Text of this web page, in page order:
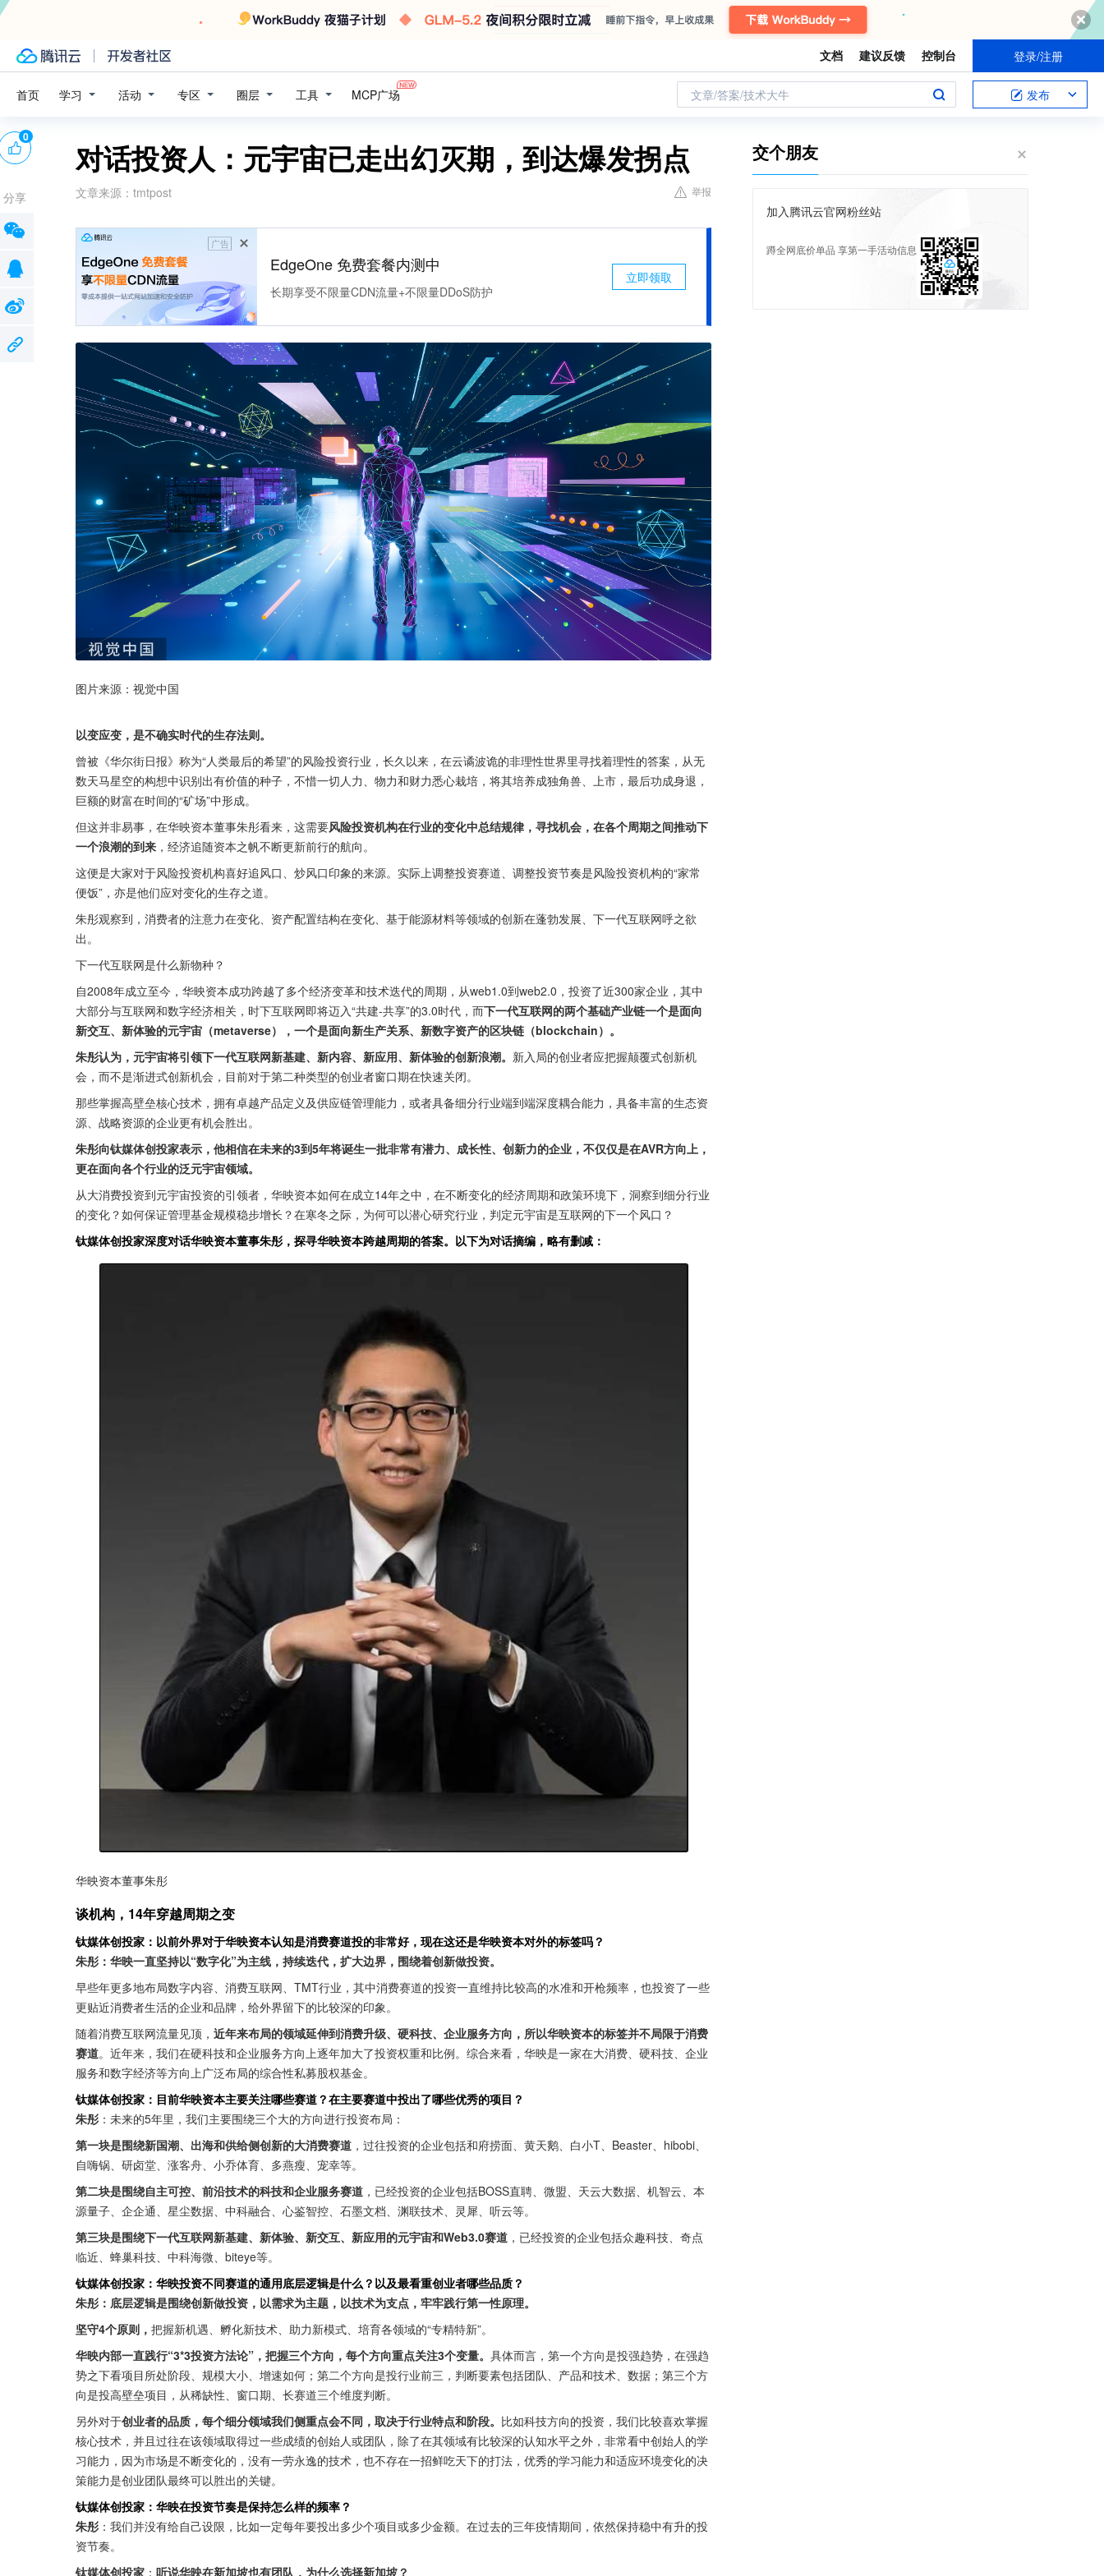
文档 建议反馈 控制台 登录/注册
首页 学习 活动 专区 圈层 工具 MCP广场 文章/答案/技术大牛 发布
对话投资人：元宇宙已走出幻灭期，到达爆发拐点
文章来源： tmtpost 举报
广告
EdgeOne 免费套餐内测中
长期享受不限量CDN流量+不限量DDoS防护
立即领取
图片来源：视觉中国
以变应变，是不确实时代的生存法则。
曾被《华尔街日报》称为“人类最后的希望”的风险投资行业，长久以来，在云谲波诡的非理性世界里寻找着理性的答案，从无
数天马星空的构想中识别出有价值的种子，不惜一切人力、物力和财力悉心栽培，将其培养成独角兽、上市，最后功成身退，
巨额的财富在时间的“矿场”中形成。
但这并非易事，在华映资本董事朱彤看来，这需要风险投资机构在行业的变化中总结规律，寻找机会，在各个周期之间推动下
一个浪潮的到来 ，经济追随资本之帆不断更新前行的航向。
这便是大家对于风险投资机构喜好追风口、炒风口印象的来源。实际上调整投资赛道、调整投资节奏是风险投资机构的“家常
便饭”，亦是他们应对变化的生存之道。
朱彤观察到，消费者的注意力在变化、资产配置结构在变化、基于能源材料等领域的创新在蓬勃发展、下一代互联网呼之欲
出。
下一代互联网是什么新物种？
自2008年成立至今，华映资本成功跨越了多个经济变革和技术迭代的周期，从web1.0到web2.0，投资了近300家企业，其中
大部分与互联网和数字经济相关，时下互联网即将迈入“共建-共享”的3.0时代，而下一代互联网的两个基础产业链一个是面向
新交互、新体验的元宇宙（metaverse），一个是面向新生产关系、新数字资产的区块链（blockchain）。
朱彤认为，元宇宙将引领下一代互联网新基建、新内容、新应用、新体验的创新浪潮。 新入局的创业者应把握颠覆式创新机
会，而不是渐进式创新机会，目前对于第二种类型的创业者窗口期在快速关闭。
那些掌握高壁垒核心技术，拥有卓越产品定义及供应链管理能力，或者具备细分行业端到端深度耦合能力，具备丰富的生态资
源、战略资源的企业更有机会胜出。
朱彤向钛媒体创投家表示，他相信在未来的3到5年将诞生一批非常有潜力、成长性、创新力的企业，不仅仅是在AVR方向上，
更在面向各个行业的泛元宇宙领域。
从大消费投资到元宇宙投资的引领者，华映资本如何在成立14年之中，在不断变化的经济周期和政策环境下，洞察到细分行业
的变化？如何保证管理基金规模稳步增长？在寒冬之际，为何可以潜心研究行业，判定元宇宙是互联网的下一个风口？
钛媒体创投家深度对话华映资本董事朱彤，探寻华映资本跨越周期的答案。以下为对话摘编，略有删减：
华映资本董事朱彤
谈机构，14年穿越周期之变
钛媒体创投家：以前外界对于华映资本认知是消费赛道投的非常好，现在这还是华映资本对外的标签吗？
朱彤：华映一直坚持以“数字化”为主线，持续迭代，扩大边界，围绕着创新做投资。
早些年更多地布局数字内容、消费互联网、TMT行业，其中消费赛道的投资一直维持比较高的水准和开枪频率，也投资了一些
更贴近消费者生活的企业和品牌，给外界留下的比较深的印象。
随着消费互联网流量见顶， 近年来布局的领域延伸到消费升级、硬科技、企业服务方向，所以华映资本的标签并不局限于消费
赛道。近年来，我们在硬科技和企业服务方向上逐年加大了投资权重和比例。综合来看，华映是一家在大消费、硬科技、企业
服务和数字经济等方向上广泛布局的综合性私募股权基金。
钛媒体创投家：目前华映资本主要关注哪些赛道？在主要赛道中投出了哪些优秀的项目？
朱彤 ：未来的5年里，我们主要围绕三个大的方向进行投资布局：
第一块是围绕新国潮、出海和供给侧创新的大消费赛道 ，过往投资的企业包括和府捞面、黄天鹅、白小T、Beaster、hibobi、
自嗨锅、研卤堂、涨客舟、小乔体育、多燕瘦、宠幸等。
第二块是围绕自主可控、前沿技术的科技和企业服务赛道 ，已经投资的企业包括BOSS直聘、微盟、天云大数据、机智云、本
源量子、企企通、星尘数据、中科融合、心鉴智控、石墨文档、渊联技术、灵犀、听云等。
第三块是围绕下一代互联网新基建、新体验、新交互、新应用的元宇宙和Web3.0赛道 ，已经投资的企业包括众趣科技、奇点
临近、蜂巢科技、中科海微、biteye等。
钛媒体创投家：华映投资不同赛道的通用底层逻辑是什么？以及最看重创业者哪些品质？
朱彤：底层逻辑是围绕创新做投资，以需求为主题，以技术为支点，牢牢践行第一性原理。
坚守4个原则， 把握新机遇、孵化新技术、助力新模式、培育各领域的“专精特新”。
华映内部一直践行“3*3投资方法论”，把握三个方向，每个方向重点关注3个变量。 具体而言，第一个方向是投强趋势，在强趋
势之下看项目所处阶段、规模大小、增速如何；第二个方向是投行业前三，判断要素包括团队、产品和技术、数据；第三个方
向是投高壁垒项目，从稀缺性、窗口期、长赛道三个维度判断。
另外对于创业者的品质，每个细分领域我们侧重点会不同，取决于行业特点和阶段。 比如科技方向的投资，我们比较喜欢掌握
核心技术，并且过往在该领域取得过一些成绩的创始人或团队，除了在其领域有比较深的认知水平之外，非常看中创始人的学
习能力，因为市场是不断变化的，没有一劳永逸的技术，也不存在一招鲜吃天下的打法，优秀的学习能力和适应环境变化的决
策能力是创业团队最终可以胜出的关键。
钛媒体创投家：华映在投资节奏是保持怎么样的频率？
朱彤 ：我们并没有给自己设限，比如一定每年要投出多少个项目或多少金额。在过去的三年疫情期间，依然保持稳中有升的投
资节奏。
钛媒体创投家 ： 听说华映在新加坡也有团队，为什么选择新加坡？
0
分享
交个朋友
加入腾讯云官网粉丝站
蹲全网底价单品 享第一手活动信息